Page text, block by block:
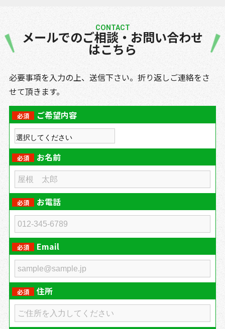
メールでのご相談・お問い合わせ
はこちら
CONTACT
必要事項を入力の上、送信下さい。折り返しご連絡をさ
せて頂きます。
必須 ご希望内容
必須 お名前
必須 お電話
必須 Email
必須 住所